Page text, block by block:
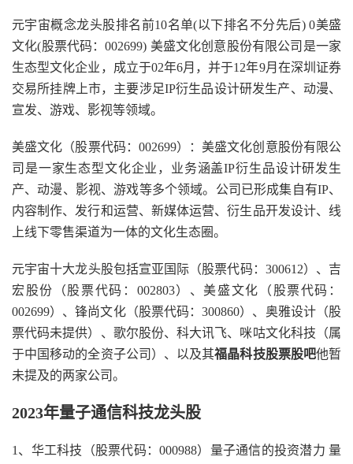
元宇宙概念龙头股排名前10名单(以下排名不分先后) 0美盛
文化(股票代码：002699) 美盛文化创意股份有限公司是一家
生态型文化企业，成立于02年6月，并于12年9月在深圳证券
交易所挂牌上市，主要涉足IP衍生品设计研发生产、动漫、
宣发、游戏、影视等领域。
美盛文化（股票代码：002699）：美盛文化创意股份有限公
司是一家生态型文化企业，业务涵盖IP衍生品设计研发生
产、动漫、影视、游戏等多个领域。公司已形成集自有IP、
内容制作、发行和运营、新媒体运营、衍生品开发设计、线
上线下零售渠道为一体的文化生态圈。
元宇宙十大龙头股包括宣亚国际（股票代码：300612）、吉
宏股份（股票代码：002803）、美盛文化（股票代码：
002699）、锋尚文化（股票代码：300860）、奥雅设计（股
票代码未提供）、歌尔股份、科大讯飞、咪咕文化科技（属
于中国移动的全资子公司）、以及其福晶科技股票股吧他暂
未提及的两家公司。
2023年量子通信科技龙头股
1、华工科技（股票代码：000988）量子通信的投资潜力 量